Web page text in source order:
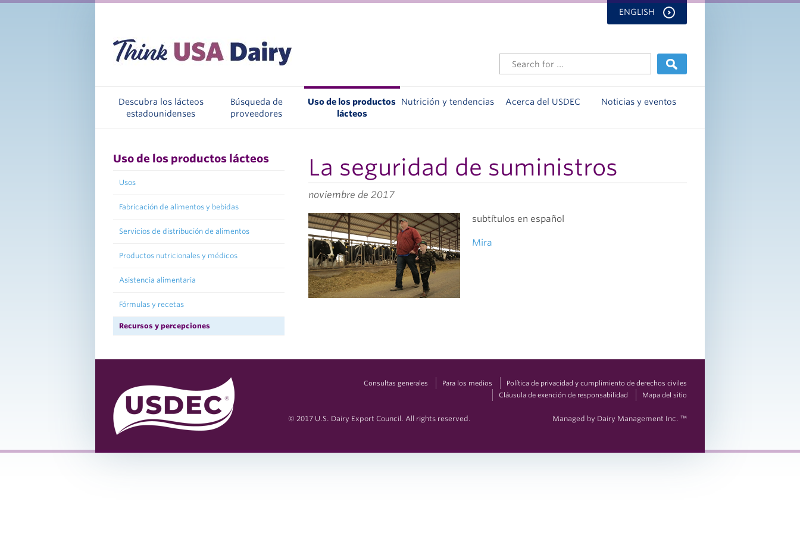
ENGLISH
Descubra los lácteos
estadounidenses
Búsqueda de
proveedores
Uso de los productos
lácteos
Nutrición y tendencias Acerca del USDEC Noticias y eventos
Uso de los productos lácteos
Usos
Fabricación de alimentos y bebidas
Servicios de distribución de alimentos
Productos nutricionales y médicos
Asistencia alimentaria
Fórmulas y recetas
Recursos y percepciones
La seguridad de suministros
noviembre de 2017
subtítulos en español
Mira
Consultas generales Para los medios
Política de privacidad y cumplimiento de derechos civiles
Cláusula de exención de responsabilidad
Mapa del sitio
© 2017 U.S. Dairy Export Council. All rights reserved. Managed by Dairy Management Inc. ™